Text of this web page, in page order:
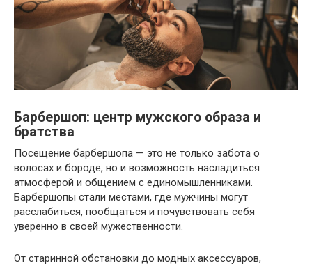
Барбершоп: центр мужского образа и
братства
Посещение барбершопа — это не только забота о
волосах и бороде, но и возможность насладиться
атмосферой и общением с единомышленниками.
Барбершопы стали местами, где мужчины могут
расслабиться, пообщаться и почувствовать себя
уверенно в своей мужественности.
От старинной обстановки до модных аксессуаров,